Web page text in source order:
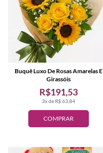
COMPRAR
3x de R$ 63,84
R$191,53
Buquê Luxo De Rosas Amarelas E
Girassóis